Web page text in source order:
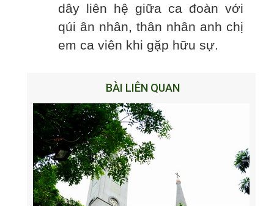
dây liên hệ giữa ca đoàn với
qúi ân nhân, thân nhân anh chị
em ca viên khi gặp hữu sự.
BÀI LIÊN QUAN